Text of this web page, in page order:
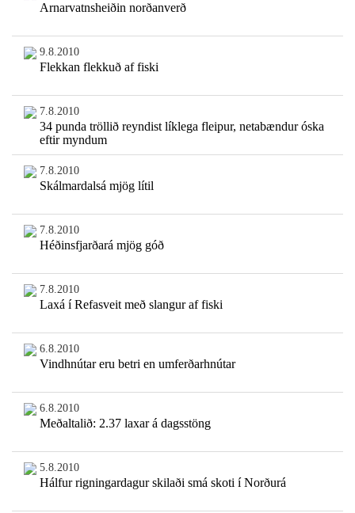
Arnarvatnsheiðin norðanverð
9.8.2010
Flekkan flekkuð af fiski
7.8.2010
34 punda tröllið reyndist líklega fleipur, netabændur óska
eftir myndum
7.8.2010
Skálmardalsá mjög lítil
7.8.2010
Héðinsfjarðará mjög góð
7.8.2010
Laxá í Refasveit með slangur af fiski
6.8.2010
Vindhnútar eru betri en umferðarhnútar
6.8.2010
Meðaltalið: 2.37 laxar á dagsstöng
5.8.2010
Hálfur rigningardagur skilaði smá skoti í Norðurá